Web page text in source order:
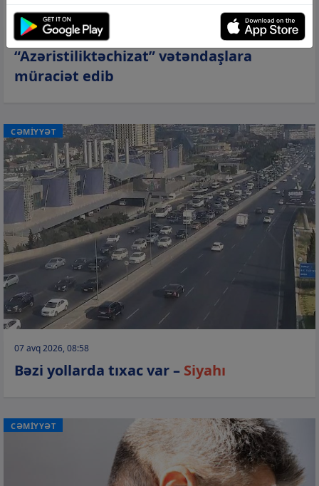
07 avq 2026, 09:27
“Azəristiliktəchizat” vətəndaşlara
müraciət edib
CƏMİYYƏT
07 avq 2026, 08:58
Bəzi yollarda tıxac var – Siyahı
CƏMİYYƏT